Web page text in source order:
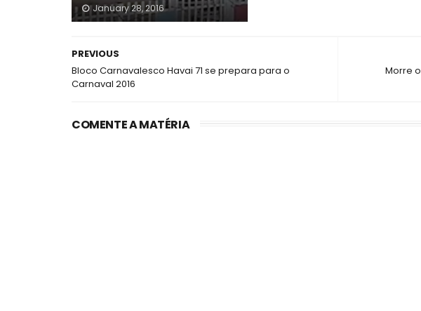
January 28, 2016
Morre
PREVIOUS
Bloco Carnavalesco Havai 71 se prepara para o
Carnaval 2016
COMENTE A MATÉRIA